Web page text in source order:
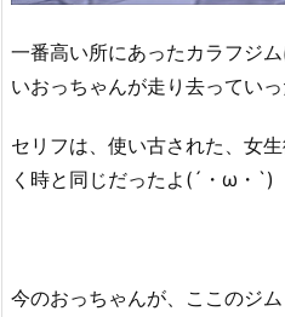
一番高い所にあったカラフジ
いおっちゃんが走り去ってい
セリフは、使い古された、女
く時と同じだったよ(´・ω・`)
今のおっちゃんが、ここのジ